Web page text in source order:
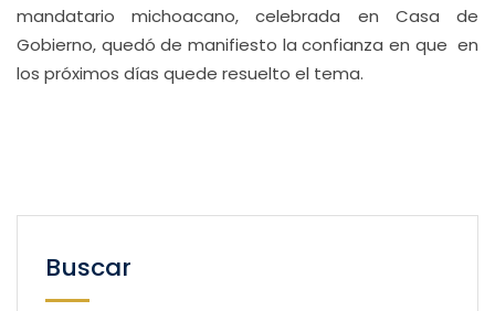
mandatario michoacano, celebrada en Casa de
Gobierno, quedó de manifiesto la confianza en que en
los próximos días quede resuelto el tema.
Buscar